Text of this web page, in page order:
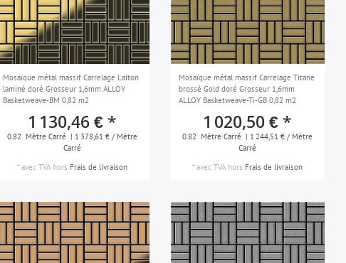
Mosaïque métal massif Carrelage Laiton
laminé doré Grosseur 1,6mm ALLOY
Basketweave-BM 0,82 m2
1 130,46 € *
0.82 Mètre Carré | 1 378,61 € / Mètre
Carré
*avec TVAhors Frais de livraison
Mosaïque métal massif Carrelage Titane
brossé Gold doré Grosseur 1,6mm
ALLOY Basketweave-Ti-GB 0,82 m2
1 020,50 € *
0.82 Mètre Carré | 1 244,51 € / Mètre
Carré
*avec TVA hors Frais de livraison